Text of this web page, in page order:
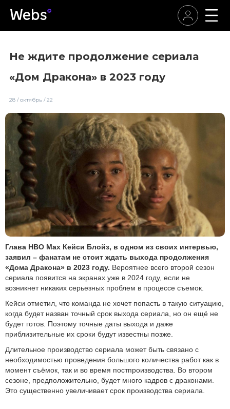
Не ждите продолжение сериала
«Дом Дракона» в 2023 году
28 / октябрь / 22
Глава HBO Max Кейси Блойз, в одном из своих интервью,
заявил – фанатам не стоит ждать выхода продолжения
«Дома Дракона» в 2023 году. Вероятнее всего второй сезон
сериала появится на экранах уже в 2024 году, если не
возникнет никаких серьезных проблем в процессе съемок.
Кейси отметил, что команда не хочет попасть в такую ситуацию,
когда будет назван точный срок выхода сериала, но он ещё не
будет готов. Поэтому точные даты выхода и даже
приблизительные их сроки будут известны позже.
Длительное производство сериала может быть связано с
необходимостью проведения большого количества работ как в
момент съёмок, так и во время постпроизводства. Во втором
сезоне, предположительно, будет много кадров с драконами.
Это существенно увеличивает срок производства сериала.